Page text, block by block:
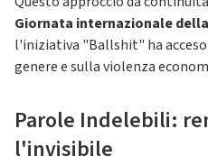
Giornata internazionale
l'iniziativa "Ballshit" ha
genere e sulla violenza
Parole Indelebili:
l'invisibile